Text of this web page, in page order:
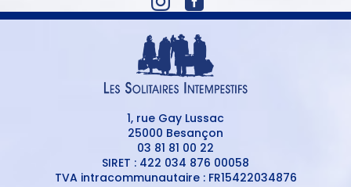
1, rue Gay Lussac
25000 Besançon
03 81 81 00 22
SIRET : 422 034 876 00058
TVA intracommunautaire : FR15422034876